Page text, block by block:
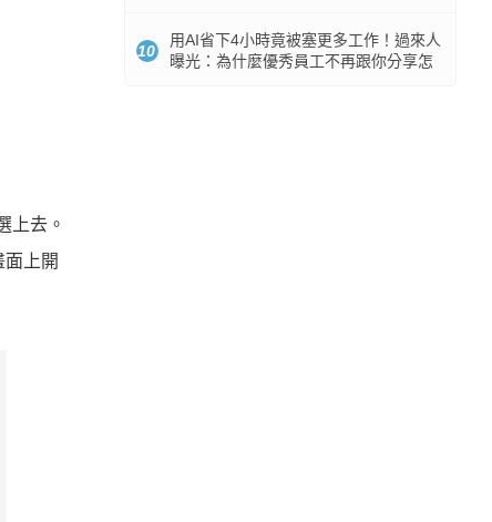
上去。
上開
10
用AI省下4小時竟被塞更多工作！過來人
曝光：為什麼優秀員工不再跟你分享怎